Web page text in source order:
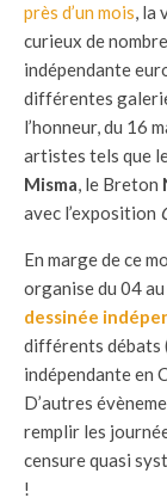
près d’un mois, la
curieux de
indépendante
différentes
l’honneur, du 16
artistes tels que
Misma, le Breton
avec l’exposition
En marge de ce
organise du 04
dessinée
différents débats
indépendante en
D’autres
remplir les
censure quasi
!